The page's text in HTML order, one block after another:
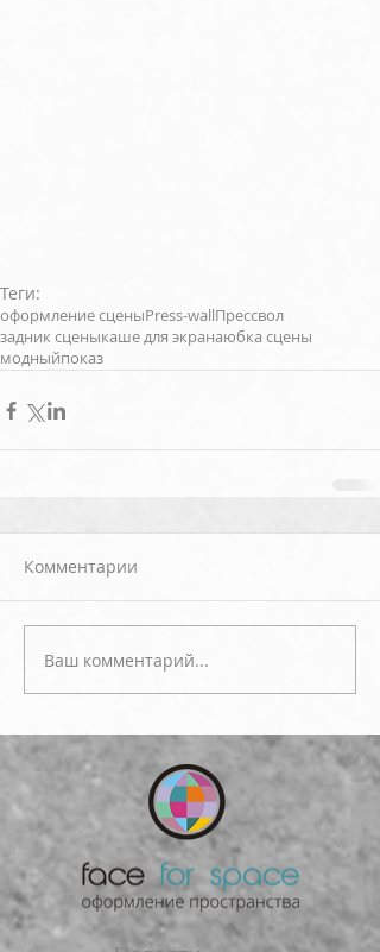
Теги:
оформление сценыPress-wallПрессвол
задник сценыкаше для экранаюбка сцены
модныйпоказ
Комментарии
Ваш комментарий...